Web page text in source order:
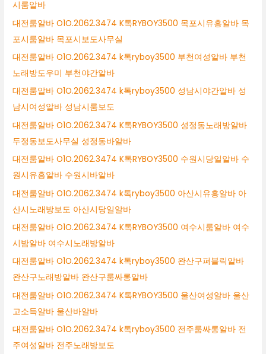
시룸알바
대전룸알바 O1O.2062.3474 K톡RYBOY3500 목포시유흥알바 목
포시룸알바 목포시보도사무실
대전룸알바 O1O.2062.3474 k톡ryboy3500 부천여성알바 부천
노래방도우미 부천야간알바
대전룸알바 O1O.2062.3474 k톡ryboy3500 성남시야간알바 성
남시여성알바 성남시룸보도
대전룸알바 O1O.2062.3474 K톡RYBOY3500 성정동노래방알바
두정동보도사무실 성정동바알바
대전룸알바 O1O.2062.3474 K톡RYBOY3500 수원시당일알바 수
원시유흥알바 수원시바알바
대전룸알바 O1O.2062.3474 k톡ryboy3500 아산시유흥알바 아
산시노래방보도 아산시당일알바
대전룸알바 O1O.2062.3474 K톡RYBOY3500 여수시룸알바 여수
시밤알바 여수시노래방알바
대전룸알바 O1O.2062.3474 k톡ryboy3500 완산구퍼블릭알바
완산구노래방알바 완산구룸싸롱알바
대전룸알바 O1O.2062.3474 K톡RYBOY3500 울산여성알바 울산
고소득알바 울산바알바
대전룸알바 O1O.2062.3474 k톡ryboy3500 전주룸싸롱알바 전
주여성알바 전주노래방보도